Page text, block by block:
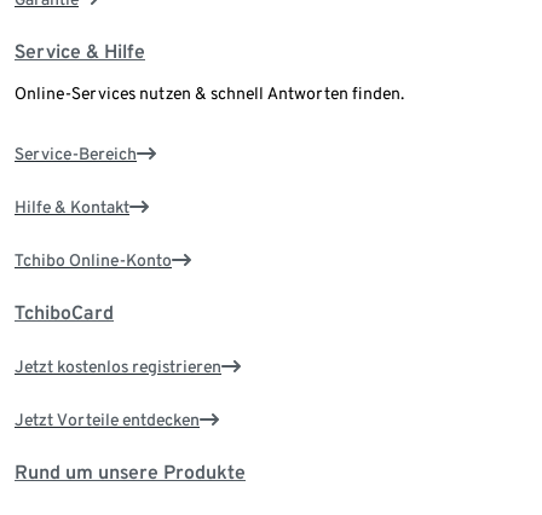
Service & Hilfe
Online-Services nutzen & schnell Antworten finden.
Service-Bereich
Hilfe & Kontakt
Tchibo Online-Konto
TchiboCard
Jetzt kostenlos registrieren
Jetzt Vorteile entdecken
Rund um unsere Produkte